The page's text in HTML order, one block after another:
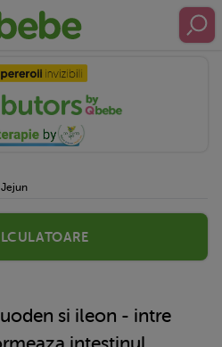
Jejun
si ileon - intre